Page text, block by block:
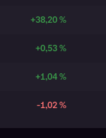
+38,20 %
+0,53 %
+1,04 %
-1,02 %